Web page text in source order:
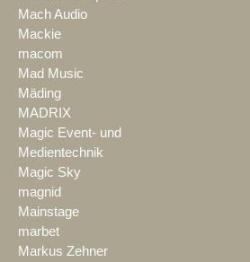
Mach Audio
Mackie
macom
Mad Music
Mäding
MADRIX
Magic Event- und
Medientechnik
Magic Sky
magnid
Mainstage
marbet
Markus Zehner